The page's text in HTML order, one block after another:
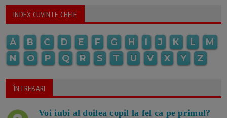
INDEX CUVINTE CHEIE
A B C D E F G H I J K L
M
N
O P Q R S T U V X Y Z
ÎNTREBARI
Voi iubi al doilea copil la fel ca pe primul?